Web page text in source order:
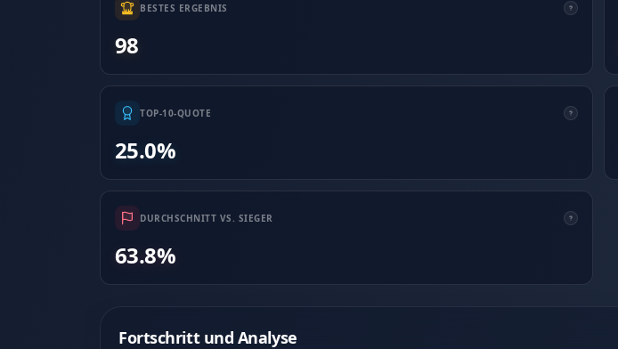
BESTES ERGEBNIS
98
TOP-10-QUOTE
25.0%
DURCHSCHNITT VS. SIEGER
63.8%
Fortschritt und Analyse